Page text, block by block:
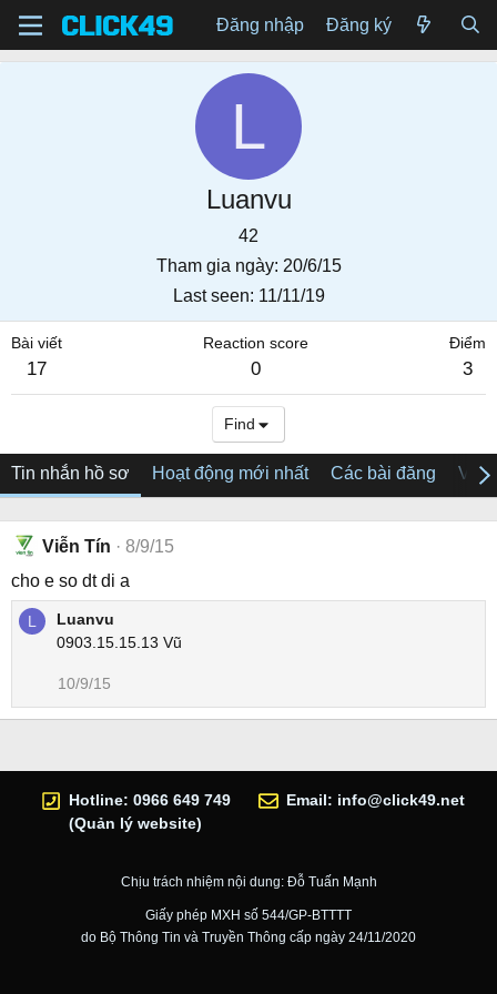
Đăng nhập Đăng ký
L
Luanvu
42
Tham gia ngày 20/6/15
Last seen 11/11/19
Bài viết
17
Reaction score
0
Điểm
3
Find
Tin nhắn hồ sơ Hoạt động mới nhất Các bài đăng Về
Viễn Tín
8/9/15
cho e so dt di a
L
Luanvu
0903.15.15.13 Vũ
10/9/15
Hotline: 0966 649 749
(Quản lý website)
Email: info@click49.net
Chịu trách nhiệm nội dung: Đỗ Tuấn Mạnh
Giấy phép MXH số 544/GP-BTTTT
do Bộ Thông Tin và Truyền Thông cấp ngày 24/11/2020